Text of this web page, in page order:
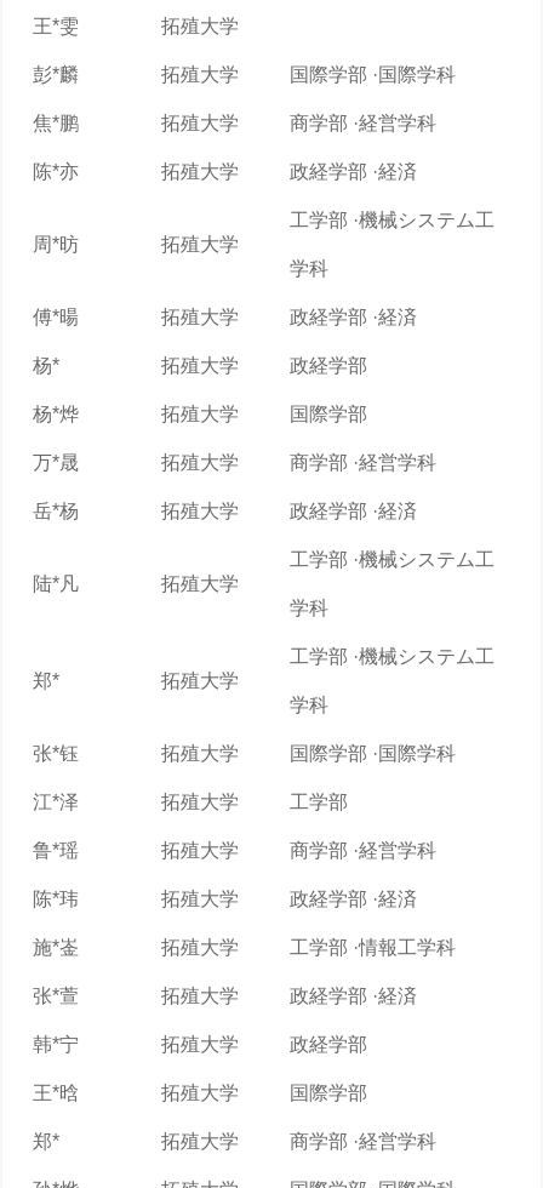
王*雯 拓殖大学
彭*麟 拓殖大学 国際学部 ·国際学科
焦*鹏 拓殖大学 商学部 ·経営学科
陈*亦 拓殖大学 政経学部 ·経済
周*昉 拓殖大学
工学部 ·機械システム工
学科
傅*暘 拓殖大学 政経学部 ·経済
杨* 拓殖大学 政経学部
杨*烨 拓殖大学 国際学部
万*晟 拓殖大学 商学部 ·経営学科
岳*杨 拓殖大学 政経学部 ·経済
陆*凡 拓殖大学
工学部 ·機械システム工
学科
郑* 拓殖大学
工学部 ·機械システム工
学科
张*钰 拓殖大学 国際学部 ·国際学科
江*泽 拓殖大学 工学部
鲁*瑶 拓殖大学 商学部 ·経営学科
陈*玮 拓殖大学 政経学部 ·経済
施*崟 拓殖大学 工学部 ·情報工学科
张*萱 拓殖大学 政経学部 ·経済
韩*宁 拓殖大学 政経学部
王*晗 拓殖大学 国際学部
郑* 拓殖大学 商学部 ·経営学科